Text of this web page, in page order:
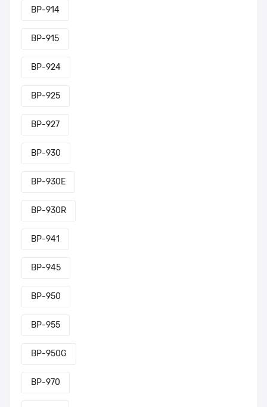
BP-914
BP-915
BP-924
BP-925
BP-927
BP-930
BP-930E
BP-930R
BP-941
BP-945
BP-950
BP-955
BP-950G
BP-970